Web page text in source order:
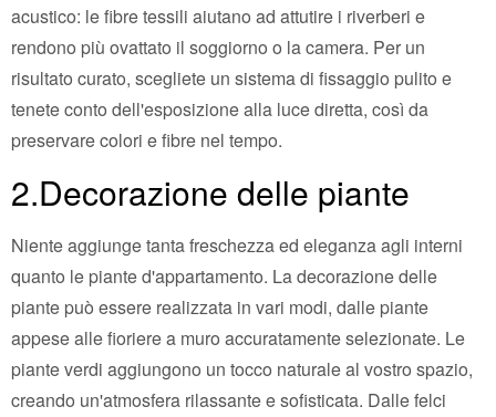
acustico: le fibre tessili aiutano ad attutire i riverberi e
rendono più ovattato il soggiorno o la camera. Per un
risultato curato, scegliete un sistema di fissaggio pulito e
tenete conto dell'esposizione alla luce diretta, così da
preservare colori e fibre nel tempo.
2.Decorazione delle piante
Niente aggiunge tanta freschezza ed eleganza agli interni
quanto le piante d'appartamento. La decorazione delle
piante può essere realizzata in vari modi, dalle piante
appese alle fioriere a muro accuratamente selezionate. Le
piante verdi aggiungono un tocco naturale al vostro spazio,
creando un'atmosfera rilassante e sofisticata. Dalle felci